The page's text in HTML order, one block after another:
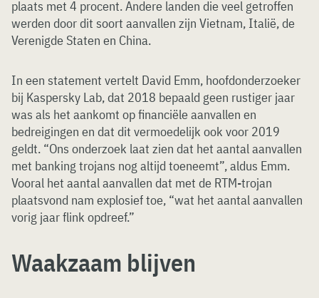
plaats met 4 procent. Andere landen die veel getroffen
werden door dit soort aanvallen zijn Vietnam, Italië, de
Verenigde Staten en China.
In een statement vertelt David Emm, hoofdonderzoeker
bij Kaspersky Lab, dat 2018 bepaald geen rustiger jaar
was als het aankomt op financiële aanvallen en
bedreigingen en dat dit vermoedelijk ook voor 2019
geldt. “Ons onderzoek laat zien dat het aantal aanvallen
met banking trojans nog altijd toeneemt”, aldus Emm.
Vooral het aantal aanvallen dat met de RTM-trojan
plaatsvond nam explosief toe, “wat het aantal aanvallen
vorig jaar flink opdreef.”
Waakzaam blijven